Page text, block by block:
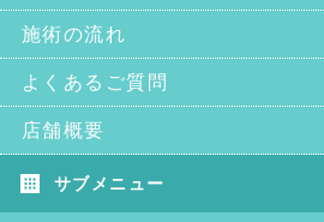
施術の流れ
よくあるご質問
店舗概要